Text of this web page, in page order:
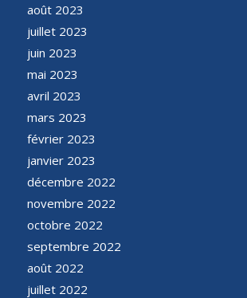
août 2023
juillet 2023
juin 2023
mai 2023
avril 2023
mars 2023
février 2023
janvier 2023
décembre 2022
novembre 2022
octobre 2022
septembre 2022
août 2022
juillet 2022